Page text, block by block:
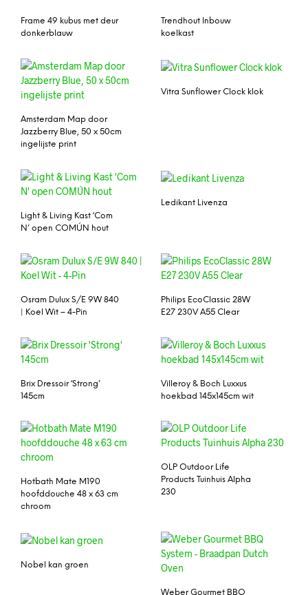
Frame 49 kubus met deur
donkerblauw
Trendhout Inbouw
koelkast
Amsterdam Map door
Jazzberry Blue, 50 x 50cm
ingelijste print
Vitra Sunflower Clock klok
Light & Living Kast ‘Com
N’ open COMÚN hout
Ledikant Livenza
Osram Dulux S/E 9W 840
| Koel Wit – 4-Pin
Philips EcoClassic 28W
E27 230V A55 Clear
Brix Dressoir ‘Strong’
145cm
Villeroy & Boch Luxxus
hoekbad 145x145cm wit
Hotbath Mate M190
hoofddouche 48 x 63 cm
chroom
OLP Outdoor Life
Products Tuinhuis Alpha
230
Nobel kan groen
Weber Gourmet BBQ